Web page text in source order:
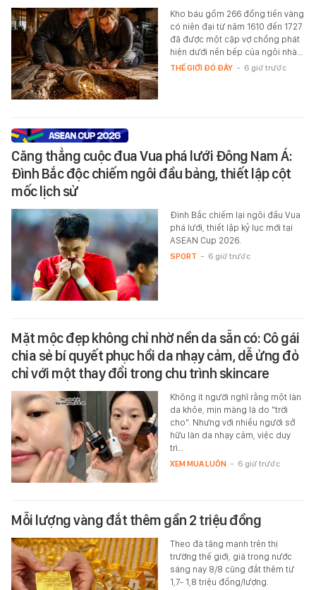
Kho báu gồm 266 đồng tiền vàng
có niên đại từ năm 1610 đến 1727
đã được một cặp vợ chồng phát
hiện dưới nền bếp của ngôi nhà…
THẾ GIỚI ĐÓ ĐÂY - 6 giờ trước
Căng thẳng cuộc đua Vua phá lưới Đông Nam Á:
Đình Bắc độc chiếm ngôi đầu bảng, thiết lập cột
mốc lịch sử
Đình Bắc chiếm lại ngôi đầu Vua
phá lưới, thiết lập kỷ lục mới tại
ASEAN Cup 2026.
SPORT - 6 giờ trước
Mặt mộc đẹp không chỉ nhờ nền da sẵn có: Cô gái
chia sẻ bí quyết phục hồi da nhạy cảm, dễ ửng đỏ
chỉ với một thay đổi trong chu trình skincare
Không ít người nghĩ rằng một làn
da khỏe, mịn màng là do "trời
cho". Nhưng với nhiều người sở
hữu làn da nhạy cảm, việc duy
trì…
XEM MUA LUÔN - 6 giờ trước
Mỗi lượng vàng đắt thêm gần 2 triệu đồng
Theo đà tăng mạnh trên thị
trường thế giới, giá trong nước
sáng nay 8/8 cũng đắt thêm từ
1,7- 1,8 triệu đồng/lượng.